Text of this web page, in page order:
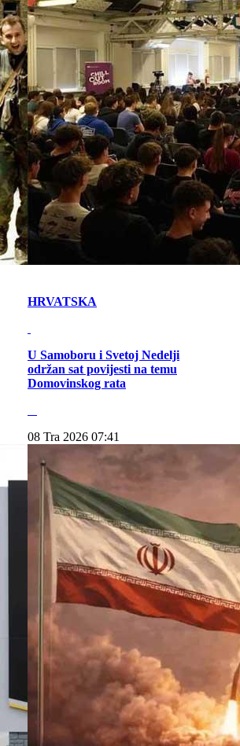
HRVATSKA
U Samoboru i Svetoj Nedelji
održan sat povijesti na temu
Domovinskog rata
08 Tra 2026 07:41